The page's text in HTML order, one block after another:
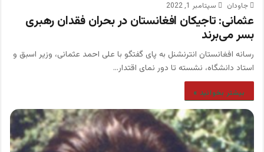
جاودان سپتامبر 1, 2022
عثمانی: تاجیکان افغانستان در بحران فقدان رهبری
بسر می‌برند
رسانه افغانستان انترنشنل به پای گفتگو با علی احمد عثمانی، وزیر اسبق و
استاد دانشگاه، نشسته تا دور نمای اقتدار…
بیشتر بخوانید »